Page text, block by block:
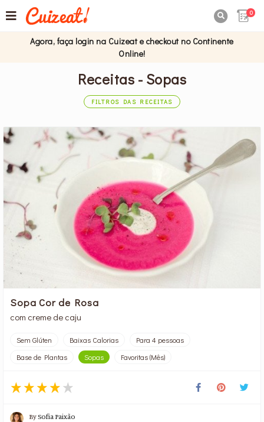
0
Agora, faça login na Cuizeat e checkout no Continente
Online!
Receitas - Sopas
FILTROS DAS RECEITAS
Sopa Cor de Rosa
com creme de caju
Sem Glúten Baixas Calorias
Para 4 pessoas
Base de Plantas
Sopas Favoritas (Mês)
BySofia Paixão